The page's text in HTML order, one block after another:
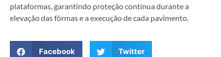
plataformas, garantindo proteção contínua durante a
elevação das fôrmas e a execução de cada pavimento.
Facebook Twitter